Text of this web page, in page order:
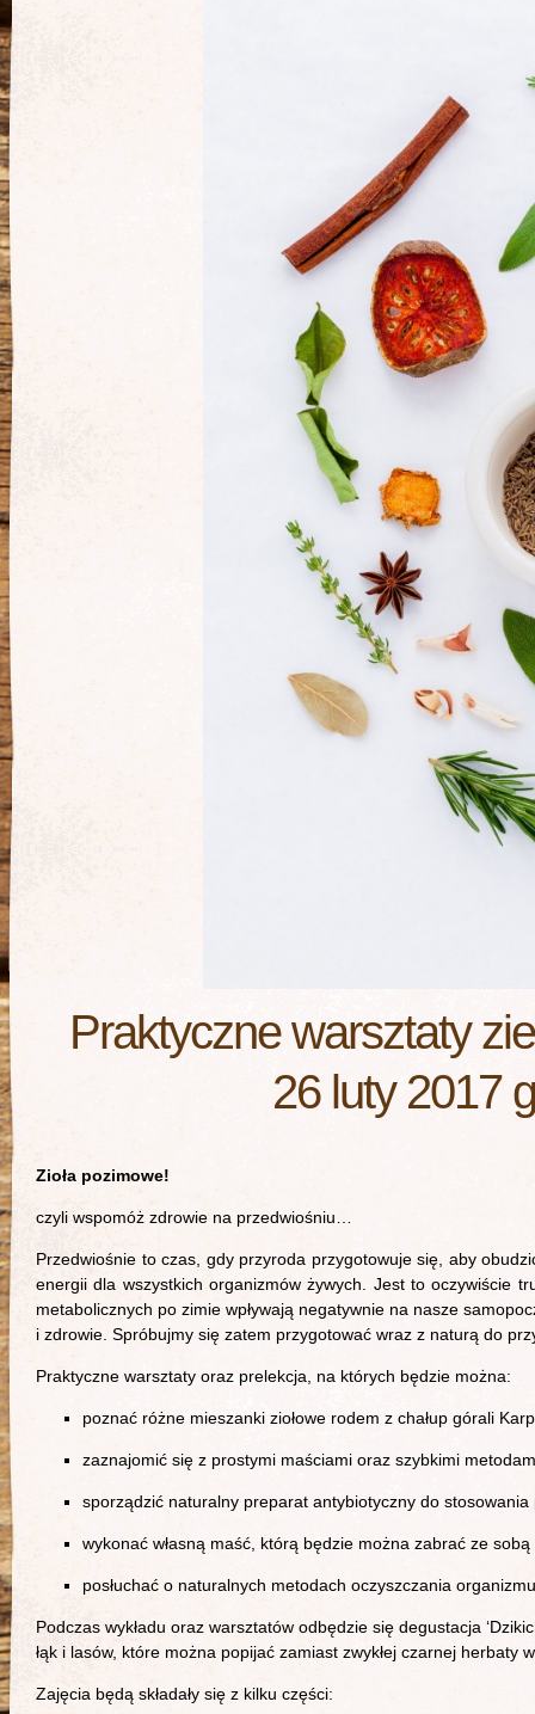
Praktyczne warsztaty
26 luty 2017
Zioła pozimowe!
czyli wspomóż zdrowie na przedwiośniu…
Przedwiośnie to czas, gdy przyroda przygotowuje się, aby
energii dla wszystkich organizmów żywych. Jest to oczywiście
metabolicznych po zimie wpływają negatywnie na nasze
i zdrowie. Spróbujmy się zatem przygotować wraz z naturą do
Praktyczne warsztaty oraz prelekcja, na których będzie można:
poznać różne mieszanki ziołowe rodem z chałup górali
zaznajomić się z prostymi maściami oraz szybkimi
sporządzić naturalny preparat antybiotyczny do
wykonać własną maść, którą będzie można zabrać ze
posłuchać o naturalnych metodach oczyszczania
Podczas wykładu oraz warsztatów odbędzie się degustacja
łąk i lasów, które można popijać zamiast zwykłej czarnej
Zajęcia będą składały się z kilku części: